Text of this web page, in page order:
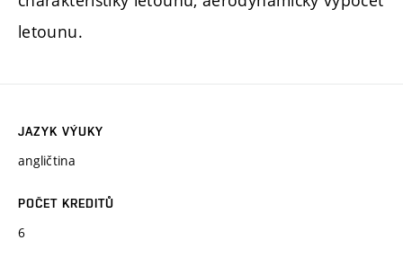
letounu.
JAZYK VÝUKY
angličtina
POČET KREDITŮ
6